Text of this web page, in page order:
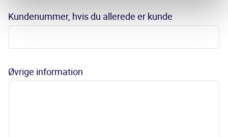
Kundenummer, hvis du allerede er kunde
Øvrige information